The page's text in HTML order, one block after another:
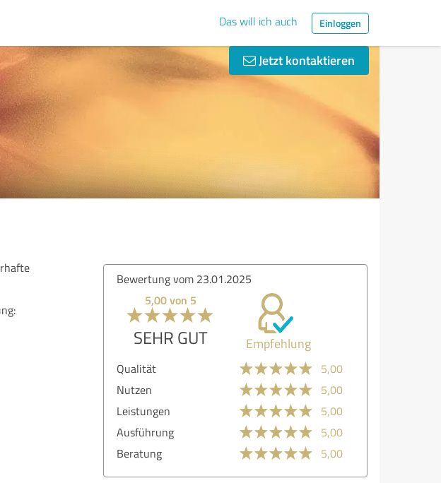
Das will ich auch Einloggen
Jetzt kontaktieren
Bewertung vom 02.12.2023
5,00 von 5
SEHR GUT Empfehlung
Qualität
5,00
Nutzen
5,00
Leistungen
5,00
Ausführung
5,00
Beratung
5,00